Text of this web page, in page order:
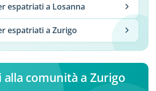
espatriati a Losanna
espatriati a Zurigo
alla comunità a Zurigo